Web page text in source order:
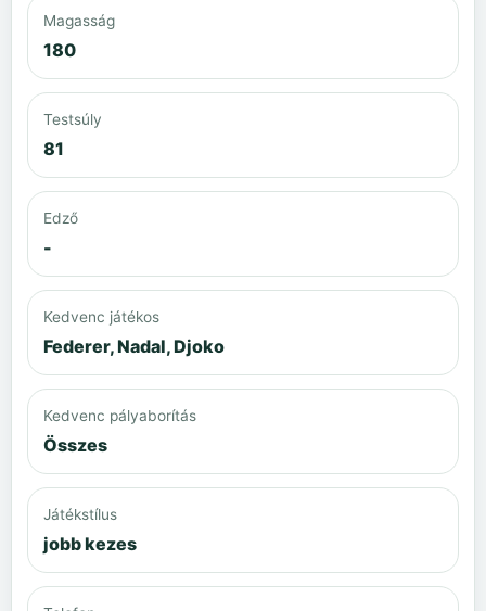
Magasság
180
Testsúly
81
Edző
-
Kedvenc játékos
Federer, Nadal, Djoko
Kedvenc pályaborítás
Összes
Játékstílus
jobb kezes